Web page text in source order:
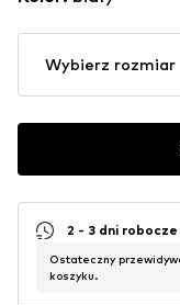
Wybierz rozmiar
2 - 3 dni robocze
Ostateczny
koszyku.